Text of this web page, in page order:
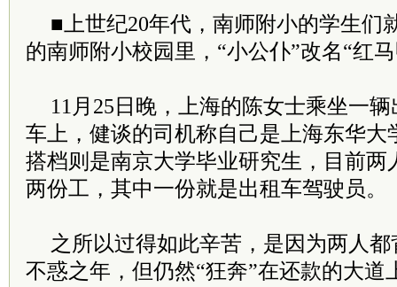
■上世纪20年代，南师附小的学生们
的南师附小校园里，“小公仆”改名“红
11月25日晚，上海的陈女士乘坐一
车上，健谈的司机称自己是上海东华大
搭档则是南京大学毕业研究生，目前两
两份工，其中一份就是出租车驾驶员。
之所以过得如此辛苦，是因为两人
不惑之年，但仍然“狂奔”在还款的大道